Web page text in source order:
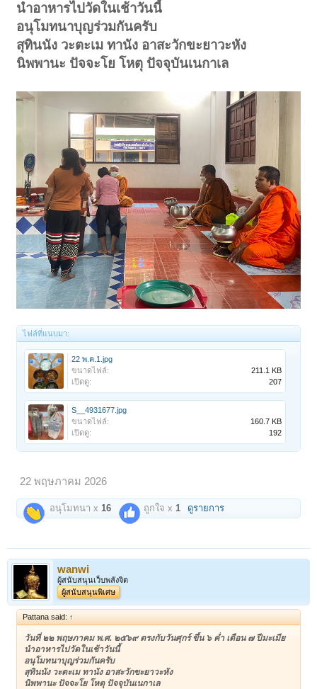
นำอาหารไปวัดในเช้าวันนี้
อนุโมทนาบุญร่วมกันครับ
สุทินนัง วะตะเม ทานัง อาสะวักขะยาวะหัง
นิพพานะ ปัจจะโย โหตุ ปัจจุบันเนกาเล
ไฟล์ที่แนบมา:
22 พ.ค.1.jpg
ขนาดไฟล์:
211.1 KB
เปิดดู:
207
S__4931677.jpg
ขนาดไฟล์:
160.7 KB
เปิดดู:
192
22 พฤษภาคม 2026
อนุโมทนา x16 ถูกใจ x1 ดูรายการ
wanwi
ผู้สนับสนุนเว็บพลังจิต
ผู้สนับสนุนพิเศษ
Pattana said: ↑
วันที่ ๒๒ พฤษภาคม พ.ศ. ๒๕๖๙ ตรงกับวันศุกร์ ขึ้น ๖ ค่ำ เดือน ๗ ปีมะเมีย
นำอาหารไปวัดในเช้าวันนี้
อนุโมทนาบุญร่วมกันครับ
สุทินนัง วะตะเม ทานัง อาสะวักขะยาวะหัง
นิพพานะ ปัจจะโย โหตุ ปัจจุบันเนกาเล